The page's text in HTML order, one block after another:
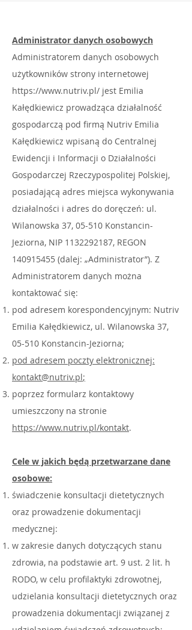
Administrator danych osobowych
Administratorem danych osobowych
użytkowników strony internetowej
https://www.nutriv.pl/ jest Emilia
Kałędkiewicz prowadząca działalność
gospodarczą pod firmą Nutriv Emilia
Kałędkiewicz wpisaną do Centralnej
Ewidencji i Informacji o Działalności
Gospodarczej Rzeczypospolitej Polskiej,
posiadającą adres miejsca wykonywania
działalności i adres do doręczeń: ul.
Wilanowska 37, 05-510 Konstancin-
Jeziorna, NIP 1132292187, REGON
140915455 (dalej: „Administrator”). Z
Administratorem danych można
kontaktować się:
pod adresem korespondencyjnym: Nutriv
Emilia Kałędkiewicz, ul. Wilanowska 37,
05-510 Konstancin-Jeziorna;
pod adresem poczty elektronicznej:
kontakt@nutriv.pl;
poprzez formularz kontaktowy
umieszczony na stronie
https://www.nutriv.pl/kontakt.
Cele w jakich będą przetwarzane dane
osobowe:
świadczenie konsultacji dietetycznych
oraz prowadzenie dokumentacji
medycznej:
w zakresie danych dotyczących stanu
zdrowia, na podstawie art. 9 ust. 2 lit. h
RODO, w celu profilaktyki zdrowotnej,
udzielania konsultacji dietetycznych oraz
prowadzenia dokumentacji związanej z